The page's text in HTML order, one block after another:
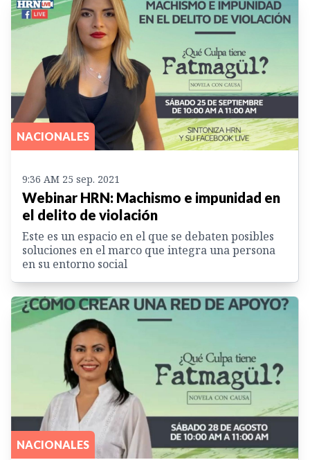
NACIONALES
9:36 AM 25 sep. 2021
Webinar HRN: Machismo e impunidad en
el delito de violación
Este es un espacio en el que se debaten posibles
soluciones en el marco que integra una persona
en su entorno social
NACIONALES